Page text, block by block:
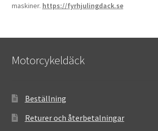
maskiner. https://fyrhjulingdack.se
Motorcykeldäck
Beställning
Returer och återbetalningar